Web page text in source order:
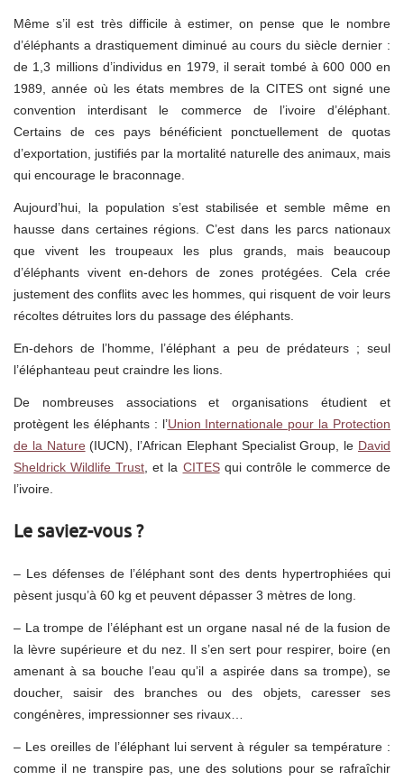
Même s’il est très difficile à estimer, on pense que le nombre
d’éléphants a drastiquement diminué au cours du siècle dernier :
de 1,3 millions d’individus en 1979, il serait tombé à 600 000 en
1989, année où les états membres de la CITES ont signé une
convention interdisant le commerce de l’ivoire d’éléphant.
Certains de ces pays bénéficient ponctuellement de quotas
d’exportation, justifiés par la mortalité naturelle des animaux, mais
qui encourage le braconnage.
Aujourd’hui, la population s’est stabilisée et semble même en
hausse dans certaines régions. C’est dans les parcs nationaux
que vivent les troupeaux les plus grands, mais beaucoup
d’éléphants vivent en-dehors de zones protégées. Cela crée
justement des conflits avec les hommes, qui risquent de voir leurs
récoltes détruites lors du passage des éléphants.
En-dehors de l’homme, l’éléphant a peu de prédateurs ; seul
l’éléphanteau peut craindre les lions.
De nombreuses associations et organisations étudient et
protègent les éléphants : l’Union Internationale pour la Protection
de la Nature (IUCN), l’African Elephant Specialist Group, le David
Sheldrick Wildlife Trust , et la CITESqui contrôle le commerce de
l’ivoire.
Le saviez-vous ?
– Les défenses de l’éléphant sont des dents hypertrophiées qui
pèsent jusqu’à 60 kg et peuvent dépasser 3 mètres de long.
– La trompe de l’éléphant est un organe nasal né de la fusion de
la lèvre supérieure et du nez. Il s’en sert pour respirer, boire (en
amenant à sa bouche l’eau qu’il a aspirée dans sa trompe), se
doucher, saisir des branches ou des objets, caresser ses
congénères, impressionner ses rivaux…
– Les oreilles de l’éléphant lui servent à réguler sa température :
comme il ne transpire pas, une des solutions pour se rafraîchir